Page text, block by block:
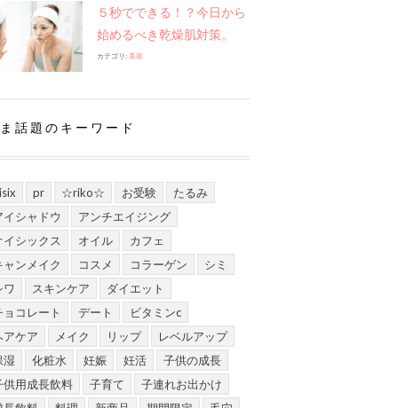
５秒でできる！？今日から
始めるべき乾燥肌対策。
カテゴリ: 美容
話題のキーワード
pr ☆riko☆ お受験
たるみ
イシャドウ
アンチエイジング
イシックス
オイル
カフェ
ャンメイク
コスメ コラーゲン
シミ
ワ
スキンケア
ダイエット
ョコレート
デート
ビタミンc
アケア
メイク リップ
レベルアップ
湿
化粧水 妊娠 妊活
子供の成長
供用成長飲料
子育て
子連れお出かけ